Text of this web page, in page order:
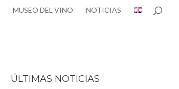
MUSEO DEL VINO NOTICIAS
ÚLTIMAS NOTICIAS